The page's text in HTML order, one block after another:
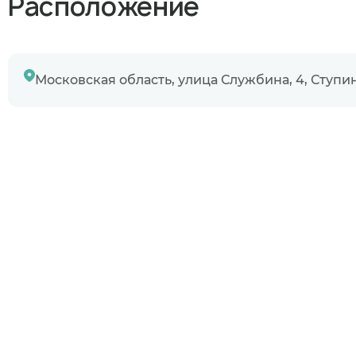
Московская область, улица Службина, 4,